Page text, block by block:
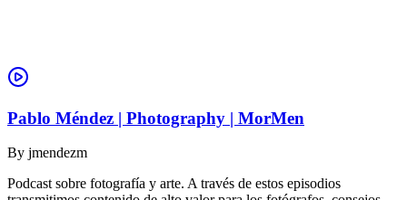
Pablo Méndez | Photography | MorMen
By jmendezm
Podcast sobre fotografía y arte. A través de estos episodios